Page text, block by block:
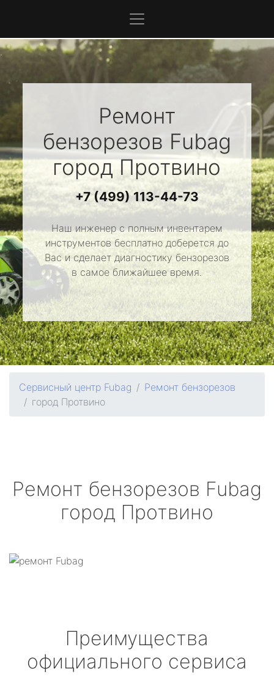
Ремонт
бензорезов Fubag
город Протвино
+7 (499) 113-44-73
Наш инженер с полным инвентарем
инструментов бесплатно доберется до
Вас и сделает диагностику бензорезов
в самое ближайшее время.
Сервисный центр Fubag
Ремонт бензорезов
город Протвино
Ремонт бензорезов Fubag
город Протвино
Преимущества
официального сервиса